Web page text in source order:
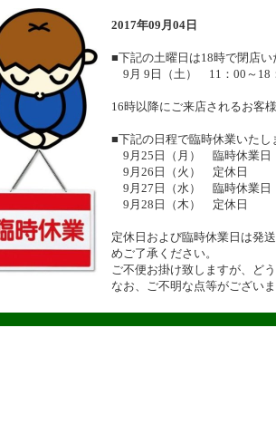
2017年09月04日
■下記の土曜日は18時で閉店い
9月 9日（土） 11：00～18
16時以降にご来店されるお客
■下記の日程で臨時休業いたし
9月25日（月） 臨時休業日
9月26日（火） 定休日
9月27日（水） 臨時休業日
9月28日（木） 定休日
定休日および臨時休業日は発
めご了承ください。
ご不便お掛け致しますが、ど
なお、ご不明な点等がござい